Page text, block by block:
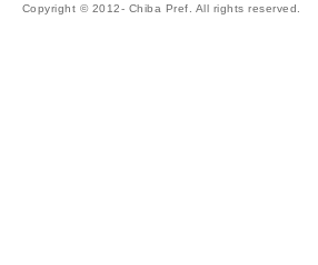
Copyright © 2012- Chiba Pref. All rights reserved.